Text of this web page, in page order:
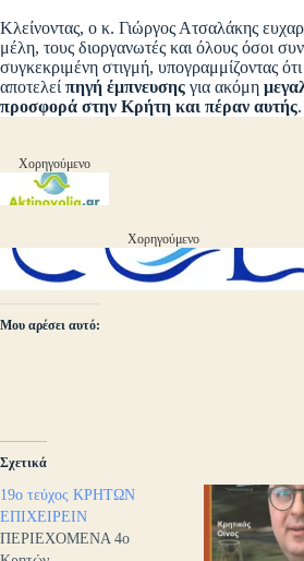
Κλείνοντας, ο κ. Γιώργος Ατσαλάκης
μέλη, τους διοργανωτές και όλους όσοι
συγκεκριμένη στιγμή, υπογραμμίζοντας
αποτελεί πηγή έμπνευσης για ακόμη
προσφορά στην Κρήτη και πέραν αυτής.
Χορηγούμενο
Χορηγούμενο
Μου αρέσει αυτό:
Σχετικά
19ο τεύχος ΚΡΗΤΩΝ
ΕΠΙΧΕΙΡΕΙΝ
ΠΕΡΙΕΧΟΜΕΝΑ 4ο